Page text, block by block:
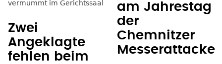
Zwei
Angeklagte
fehlen beim
am Jahrestag
der
Chemnitzer
Messerattacke